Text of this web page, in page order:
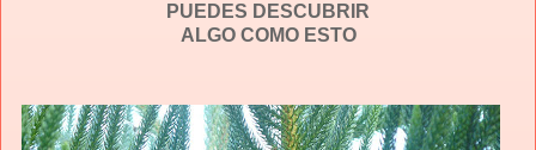
PUEDES DESCUBRIR
ALGO COMO ESTO